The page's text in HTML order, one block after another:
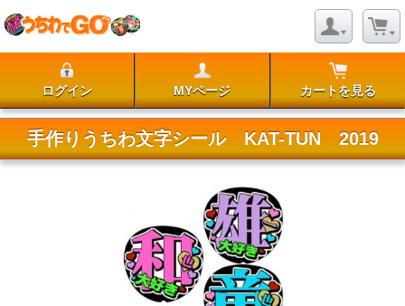
ログイン MYページ カートを見る
手作りうちわ文字シール KAT-TUN 2019